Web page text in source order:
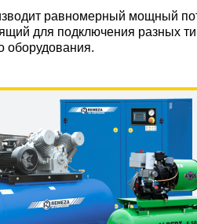
равномерный мощный
для подключения разных
оборудования.